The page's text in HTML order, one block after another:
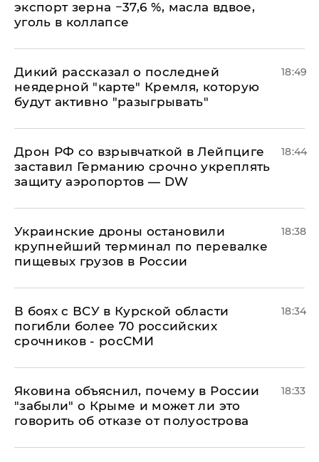
экспорт зерна −37,6 %, масла вдвое,
уголь в коллапсе
Дикий рассказал о последней
неядерной "карте" Кремля, которую
будут активно "разыгрывать"
18:49
​Дрон РФ со взрывчаткой в Лейпциге
заставил Германию срочно укреплять
защиту аэропортов — DW
18:44
Украинские дроны остановили
крупнейший терминал по перевалке
пищевых грузов в России
18:38
В боях с ВСУ в Курской области
погибли более 70 российских
срочников - росСМИ
18:34
Яковина объяснил, почему в России
"забыли" о Крыме и может ли это
говорить об отказе от полуострова
18:33